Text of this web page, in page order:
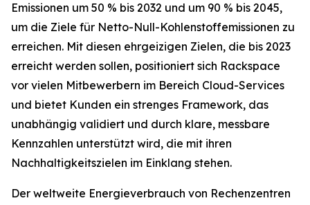
Emissionen um 50 % bis 2032 und um 90 % bis 2045,
um die Ziele für Netto-Null-Kohlenstoffemissionen zu
erreichen. Mit diesen ehrgeizigen Zielen, die bis 2023
erreicht werden sollen, positioniert sich Rackspace
vor vielen Mitbewerbern im Bereich Cloud-Services
und bietet Kunden ein strenges Framework, das
unabhängig validiert und durch klare, messbare
Kennzahlen unterstützt wird, die mit ihren
Nachhaltigkeitszielen im Einklang stehen.
Der weltweite Energieverbrauch von Rechenzentren